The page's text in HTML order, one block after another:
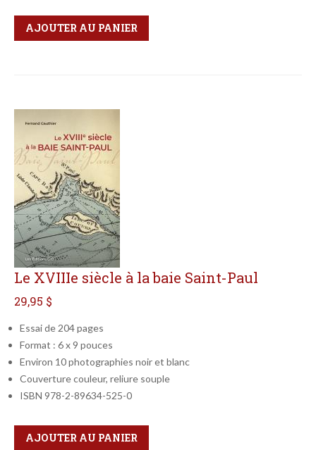
Qté
Format
AJOUTER AU PANIER
Le XVIIIe siècle à la baie Saint-Paul
29,95 $
Essai de 204 pages
Format : 6 x 9 pouces
Environ 10 photographies noir et blanc
Couverture couleur, reliure souple
ISBN 978-2-89634-525-0
Qté
Format
AJOUTER AU PANIER